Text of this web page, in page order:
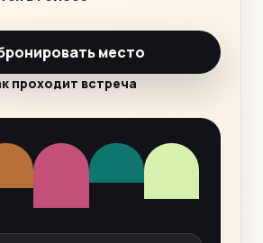
место
проходит встреча